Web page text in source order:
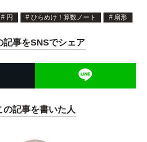
# 円 # ひらめけ！算数ノート # 扇形
記事をSNSでシェア
の記事を書いた人